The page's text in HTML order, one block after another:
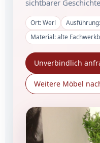
sichtbarer
Ort: Werl
Material: alte
Unverbindlich
Weitere Möbel